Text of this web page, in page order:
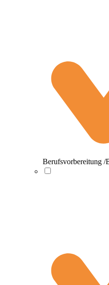
Berufsvorbereitung /